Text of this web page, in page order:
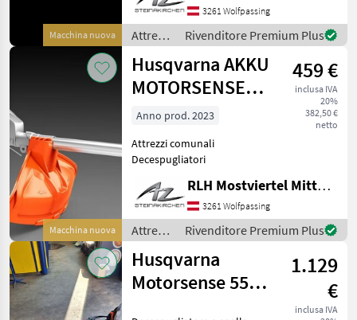
Stihl
Marketplace
rivenditori
Annunci
Macchina nuova
3261 Wolfpassing
Attrezzi
comunali
/
Husqvarna
Rivenditore Premium Plus
Macchina nuova
Husqvarna AKKU
MOTORSENSE
520IRX
459 €
inclusa IVA
20%
382,50 €
netto
Anno prod. 2023
Attrezzi comunali
Decespugliatori
RLH Mostviertel Mitte - Standort Steinakirchen
3261 Wolfpassing
Attrezzi
comunali
/
Husqvarna
Rivenditore Premium Plus
Husqvarna
Motorsense 553
1.129
€
inclusa IVA